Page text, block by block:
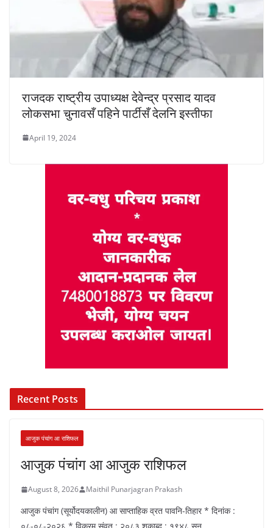
राजदक राष्ट्रीय उपाध्यक्ष देवेन्द्र प्रसाद यादव
लोकसभा चुनावसँ पहिने पार्टीसँ देलनि इस्तीफा
April 19, 2024
Recent Posts
आजुक पंचांग आ राशिफल
आजुक पंचांग आ आजुक राशिफल
August 8, 2026 Maithil Punarjagran Prakash
आजुक पंचांग (सूर्योदयकालीन) आ साप्ताहिक व्रत पावनि-तिहार * दिनांक :